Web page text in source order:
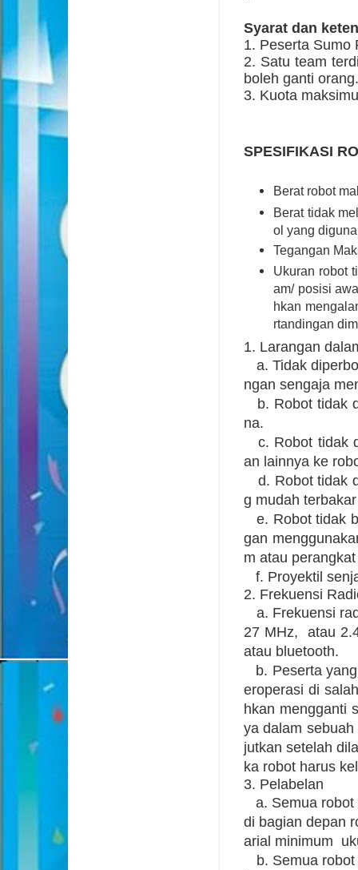
Syarat dan
1. Peserta Sumo
2. Satu team
boleh ganti
3. Kuota
SPESIFIKASI
Berat robot
Berat tidak
ol yang
Tegangan
Ukuran robot
am/ posisi
hkan
rtandingan
1. Larangan
a. Tidak
ngan sengaja
b. Robot tidak
na.
c. Robot tidak
an lainnya ke
d. Robot tidak
g mudah
e. Robot tidak
gan
m atau
f. Proyektil
2. Frekuensi
a. Frekuensi
27 MHz, atau
atau bluetooth.
b. Peserta
eroperasi di
hkan mengganti
ya dalam
jutkan setelah
ka robot harus
3. Pelabelan
a. Semua robot
di bagian depan
arial minimum
b. Semua robot